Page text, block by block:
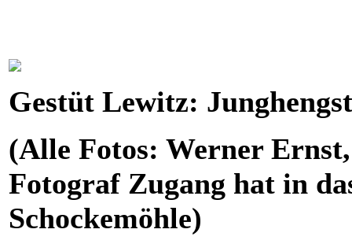
Gestüt Lewitz:
(Alle Fotos: Werner
Fotograf Zugang hat in
Schockemöhle)